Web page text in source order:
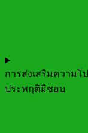
การส่งเสริมความโ
ประพฤติมิชอบ